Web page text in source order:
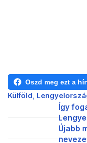
Oszd meg ezt a
Külföld
Így
Újabb